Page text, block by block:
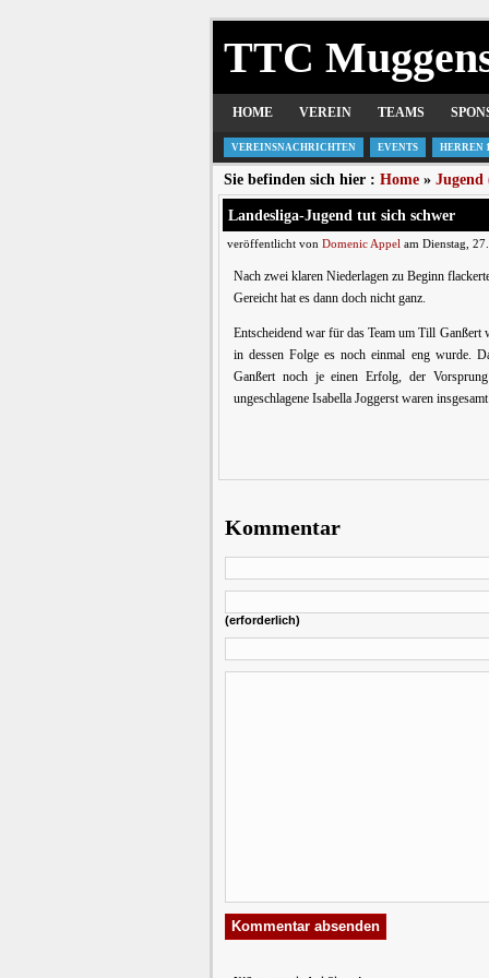
TTC
HOME VEREIN TEAMS
VEREINSNACHRICHTEN EVENTS HERREN 1
Sie befinden sich hier : Home » Jugend
Landesliga-Jugend tut sich schwer
veröffentlicht von Domenic Appel am Dienstag,
Nach zwei klaren Niederlagen zu Beginn
Gereicht hat es dann doch nicht ganz.
Entscheidend war für das Team um Till Ganßert
in dessen Folge es noch einmal eng wurde.
Ganßert noch je einen Erfolg, der
ungeschlagene Isabella Joggerst waren
Kommentar
(erforderlich)